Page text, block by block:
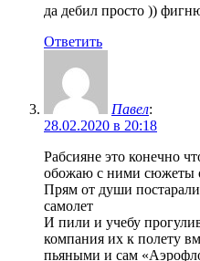
да дебил просто ))
Ответить
Павел:
28.02.2020 в 20:18
Рабсияне это конечно
обожаю с ними сюжеты
Прям от души
самолет
И пили и учебу
компания их к полету
пьяными и сам